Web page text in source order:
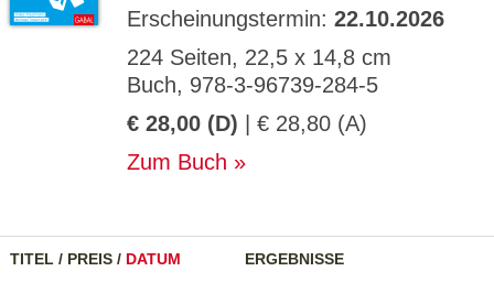
Erscheinungstermin: 22.10.2026
224 Seiten, 22,5 x 14,8 cm
Buch, 978-3-96739-284-5
€ 28,00 (D) | € 28,80 (A)
Zum Buch
TITEL / PREIS / DATUM ERGEBNISSE